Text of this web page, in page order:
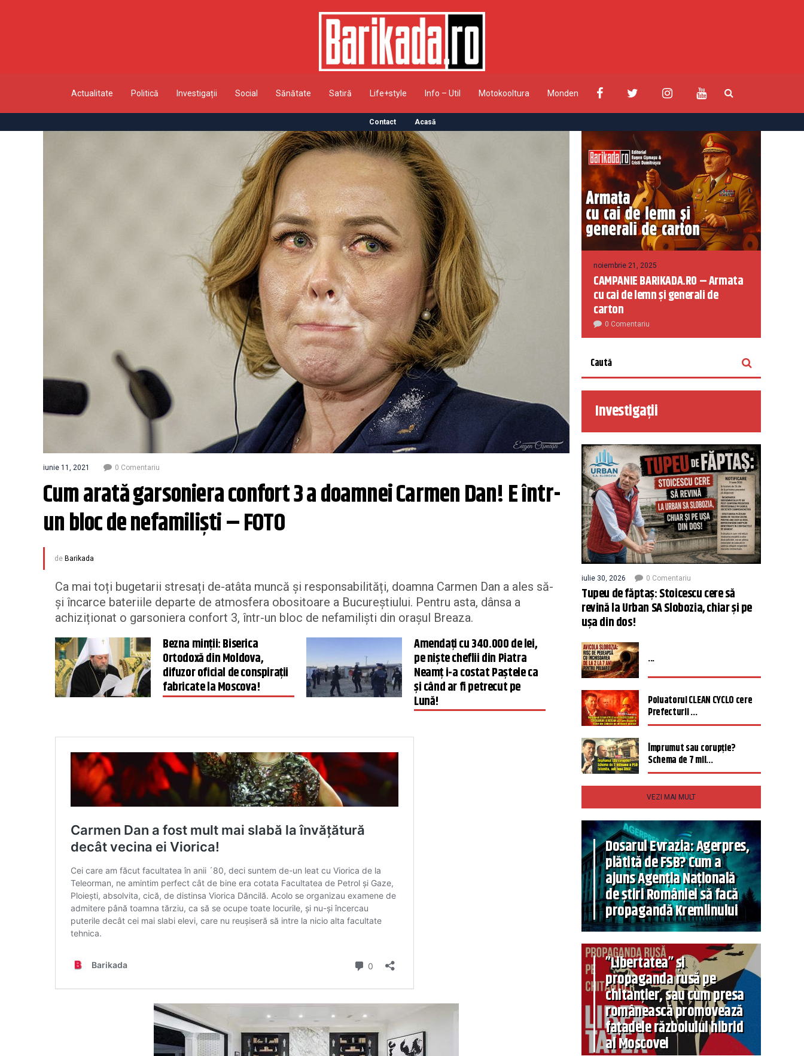
Actualitate Politică Investigații Social Sănătate Satiră Life+style Info – Util Motokooltura Monden
Contact Acasă
iunie 11, 2021 0 Comentariu
Cum arată garsoniera confort 3 a doamnei Carmen Dan! E într-
un bloc de nefamiliști – FOTO
de Barikada
Ca mai toți bugetarii stresați de-atâta muncă și responsabilități, doamna Carmen Dan a ales să-
și încarce bateriile departe de atmosfera obositoare a Bucureștiului. Pentru asta, dânsa a
achiziționat o garsoniera confort 3, într-un bloc de nefamiliști din orașul Breaza.
Bezna minții: Biserica
Ortodoxă din Moldova,
difuzor oficial de conspirații
fabricate la Moscova!
Amendați cu 340.000 de lei,
pe niște cheflii din Piatra
Neamț i-a costat Paștele ca
și când ar fi petrecut pe
Lună!
noiembrie 21, 2025
CAMPANIE BARIKADA.RO – Armata
cu cai de lemn și generali de
carton
0 Comentariu
Investigații
iulie 30, 2026 0 Comentariu
Tupeu de făptaș: Stoicescu cere să
revină la Urban SA Slobozia, chiar și pe
ușa din dos!
...
Poluatorul CLEAN CYCLO cere
Prefecturii ...
Împrumut sau corupție?
Schema de 7 mil...
VEZI MAI MULT
Dosarul Evrazia: Agerpres,
plătită de FSB? Cum a
ajuns Agenția Națională
de știri României să facă
propagandă Kremlinului
”Libertatea” și
propaganda rusă pe
chitanțier, sau cum presa
românească promovează
fațadele războiului hibrid
al Moscovei